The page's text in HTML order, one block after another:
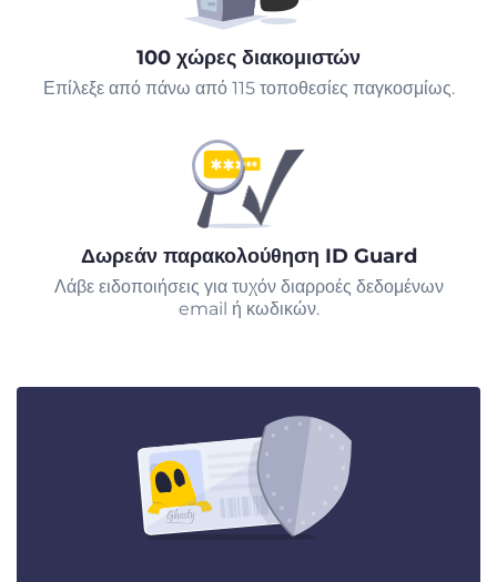
100 χώρες διακομιστών
Επίλεξε από πάνω από 115 τοποθεσίες παγκοσμίως.
Δωρεάν παρακολούθηση ID Guard
Λάβε ειδοποιήσεις για τυχόν διαρροές δεδομένων
email ή κωδικών.